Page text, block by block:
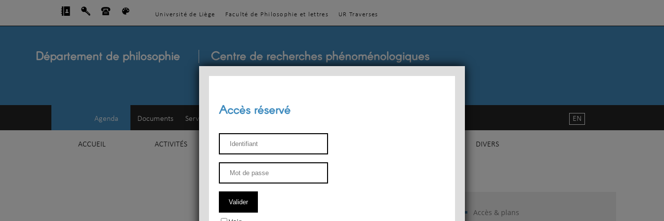
Université de Liège Faculté de Philosophie et lettres UR Traverses
Département de philosophie Centre de recherches phénoménologiques
Agenda Documents Service d'esthétique
ACCUEIL ACTIVITÉS ENSEIGNEMENT DIVERS
EN
Accès & plans
Accès réservé